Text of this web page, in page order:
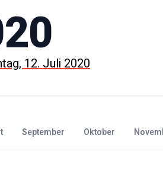
12. Juli 2020
September Oktober